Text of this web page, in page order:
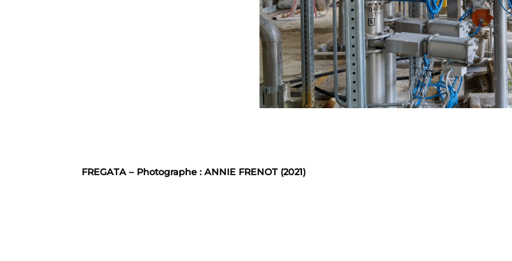
FREGATA – Photographe : ANNIE FRENOT (2021)